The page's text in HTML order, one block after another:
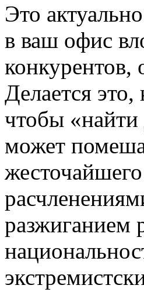
Это
в ваш офис
Делается это,
чтобы «найти
может
разжиганием